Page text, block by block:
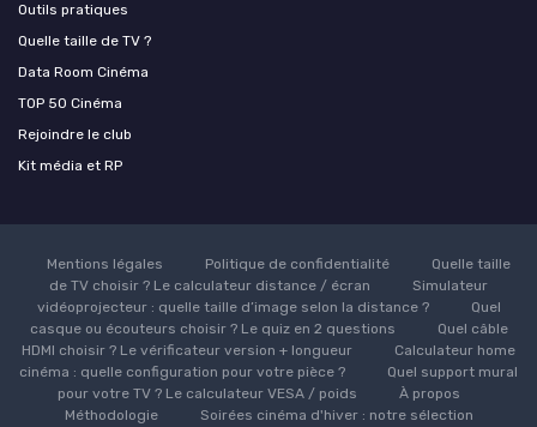
Outils pratiques
Quelle taille de TV ?
Data Room Cinéma
TOP 50 Cinéma
Rejoindre le club
Kit média et RP
Mentions légales Politique de confidentialité
Quelle taille
de TV choisir ? Le calculateur distance / écran
Simulateur
vidéoprojecteur : quelle taille d’image selon la distance ?
Quel
casque ou écouteurs choisir ? Le quiz en 2 questions
Quel câble
HDMI choisir ? Le vérificateur version + longueur
Calculateur home
cinéma : quelle configuration pour votre pièce ?
Quel support mural
pour votre TV ? Le calculateur VESA / poids
À propos
Méthodologie
Soirées cinéma d'hiver : notre sélection